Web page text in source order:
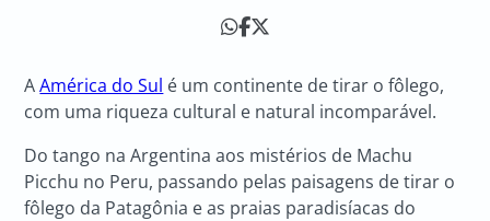
AAmérica do Sul é um continente de tirar o fôlego,
com uma riqueza cultural e natural incomparável.
Do tango na Argentina aos mistérios de Machu
Picchu no Peru, passando pelas paisagens de tirar o
fôlego da Patagônia e as praias paradisíacas do